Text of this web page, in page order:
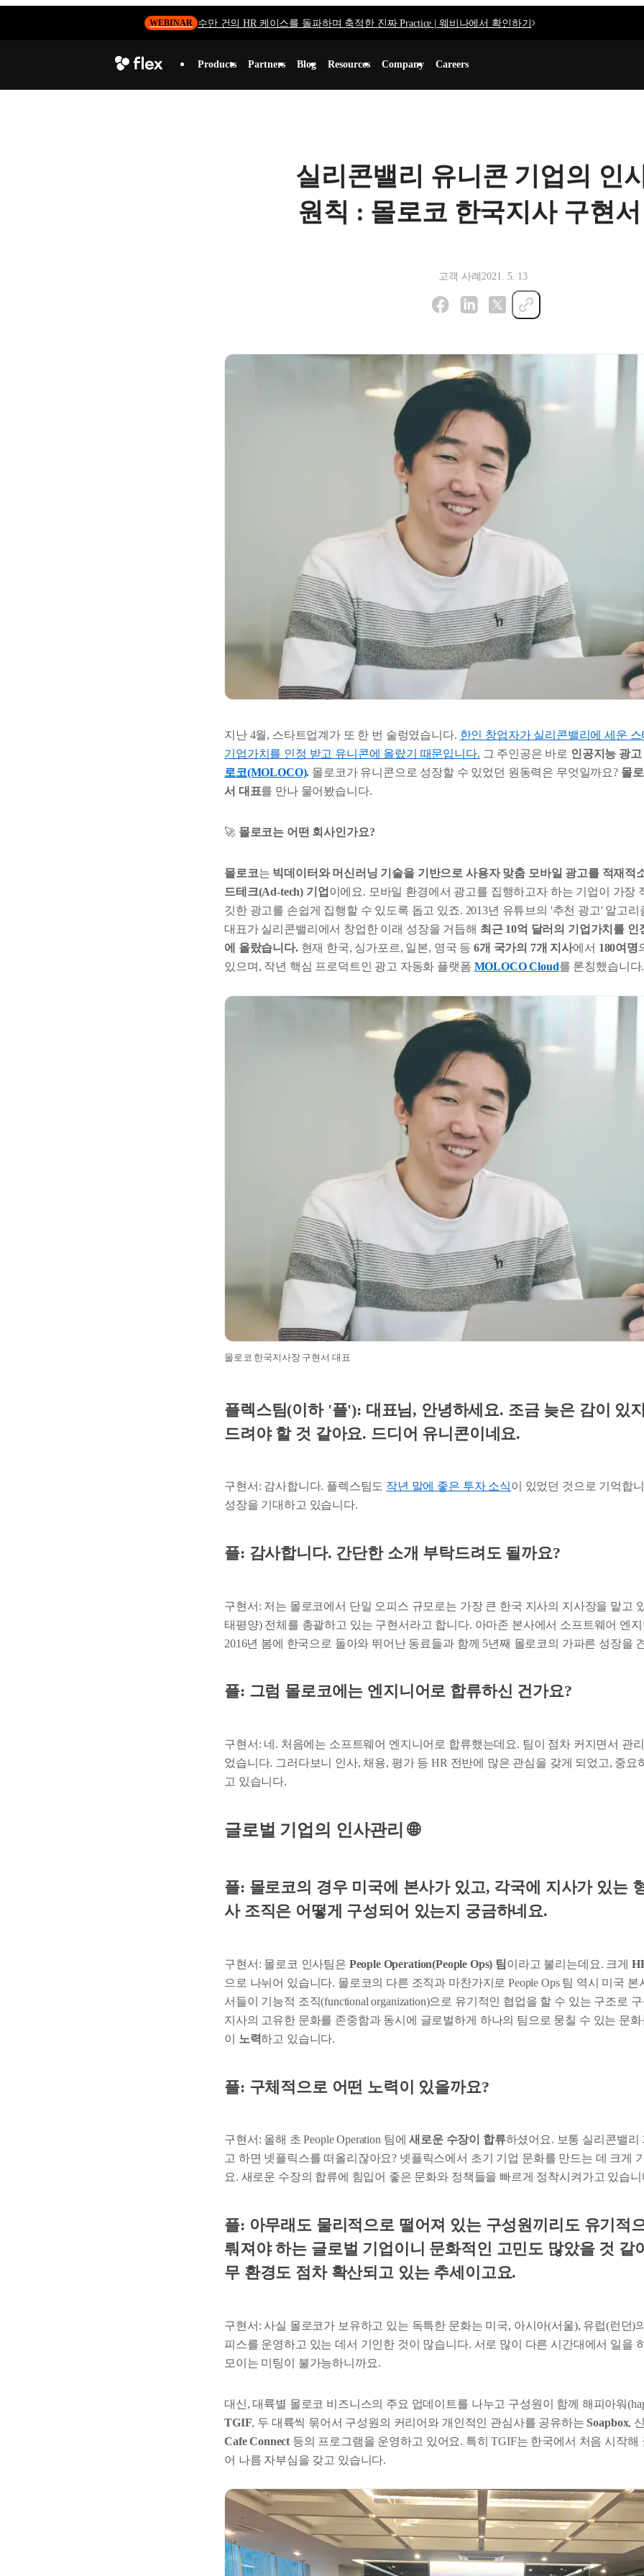
WEBINAR 수만 건의 HR 케이스를 돌파하며 축적한 진짜 Practice | 웨비나에서 확인하기
Products Partners Blog Resources Company Careers
실리콘밸리 유니콘 기업의 인
원칙 : 몰로코 한국지사 구현
고객 사례 2021. 5. 13
지난 4월, 스타트업계가 또 한 번 술렁였습니다. 한인 창업자가 실리콘밸리에 세운
기업가치를 인정 받고 유니콘에 올랐기 때문입니다. 그 주인공은 바로 인공지능 광
로코(MOLOCO). 몰로코가 유니콘으로 성장할 수 있었던 원동력은 무엇일까요? 몰
서 대표를 만나 물어봤습니다.
🚀 몰로코는 어떤 회사인가요?
몰로코는 빅데이터와 머신러닝 기술을 기반으로 사용자 맞춤 모바일 광고를 적재적
드테크(Ad-tech) 기업 이에요. 모바일 환경에서 광고를 집행하고자 하는 기업이 가장
깃한 광고를 손쉽게 집행할 수 있도록 돕고 있죠. 2013년 유튜브의 '추천 광고' 알고
대표가 실리콘밸리에서 창업한 이래 성장을 거듭해 최근 10억 달러의 기업가치를 인
에 올랐습니다.현재 한국, 싱가포르, 일본, 영국 등6개 국가의 7개 지사에서 180여명
있으며, 작년 핵심 프로덕트인 광고 자동화 플랫폼 MOLOCO Cloud를 론칭했습니다.
몰로코 한국지사장 구현서 대표
플렉스팀(이하 '플'): 대표님, 안녕하세요. 조금 늦은 감이 있
드려야 할 것 같아요. 드디어 유니콘이네요.
구현서: 감사합니다. 플렉스팀도 작년 말에 좋은 투자 소식이 있었던 것으로 기억합
성장을 기대하고 있습니다.
플: 감사합니다. 간단한 소개 부탁드려도 될까요?
구현서: 저는 몰로코에서 단일 오피스 규모로는 가장 큰 한국 지사의 지사장을 맡고
태평양) 전체를 총괄하고 있는 구현서라고 합니다. 아마존 본사에서 소프트웨어 엔
2016년 봄에 한국으로 돌아와 뛰어난 동료들과 함께 5년째 몰로코의 가파른 성장을
플: 그럼 몰로코에는 엔지니어로 합류하신 건가요?
구현서: 네. 처음에는 소프트웨어 엔지니어로 합류했는데요. 팀이 점차 커지면서 관
었습니다. 그러다보니 인사, 채용, 평가 등 HR 전반에 많은 관심을 갖게 되었고, 중요
고 있습니다.
글로벌 기업의 인사관리 🌐
플: 몰로코의 경우 미국에 본사가 있고, 각국에 지사가 있는
사 조직은 어떻게 구성되어 있는지 궁금하네요.
구현서: 몰로코 인사팀은 People Operation(People Ops) 팀이라고 불리는데요. 크게
으로 나뉘어 있습니다. 몰로코의 다른 조직과 마찬가지로 People Ops 팀 역시 미국
서들이 기능적 조직(functional organization)으로 유기적인 협업을 할 수 있는 구조로
지사의 고유한 문화를 존중함과 동시에 글로벌하게 하나의 팀으로 뭉칠 수 있는 문
이
노력하고 있습니다.
플: 구체적으로 어떤 노력이 있을까요?
구현서: 올해 초 People Operation 팀에새로운 수장이 합류하셨어요. 보통 실리콘밸리
고 하면 넷플릭스를 떠올리잖아요? 넷플릭스에서 초기 기업 문화를 만드는 데 크게
요. 새로운 수장의 합류에 힘입어 좋은 문화와 정책들을 빠르게 정착시켜가고 있습니
플: 아무래도 물리적으로 떨어져 있는 구성원끼리도 유기적
뤄져야 하는 글로벌 기업이니 문화적인 고민도 많았을 것 같
무 환경도 점차 확산되고 있는 추세이고요.
구현서: 사실 몰로코가 보유하고 있는 독특한 문화는 미국, 아시아(서울), 유럽(런던)
피스를 운영하고 있는 데서 기인한 것이 많습니다. 서로 많이 다른 시간대에서 일을
모이는 미팅이 불가능하니까요.
대신, 대륙별 몰로코 비즈니스의 주요 업데이트를 나누고 구성원이 함께 해피아워
TGIF, 두 대륙씩 묶어서 구성원의 커리어와 개인적인 관심사를 공유하는 Soapbox,
Cafe Connect 등의 프로그램을 운영하고 있어요. 특히 TGIF는 한국에서 처음 시작해
어 나름 자부심을 갖고 있습니다.